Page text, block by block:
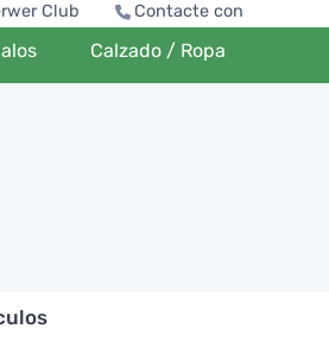
Club Contacte con
Calzado / Ropa